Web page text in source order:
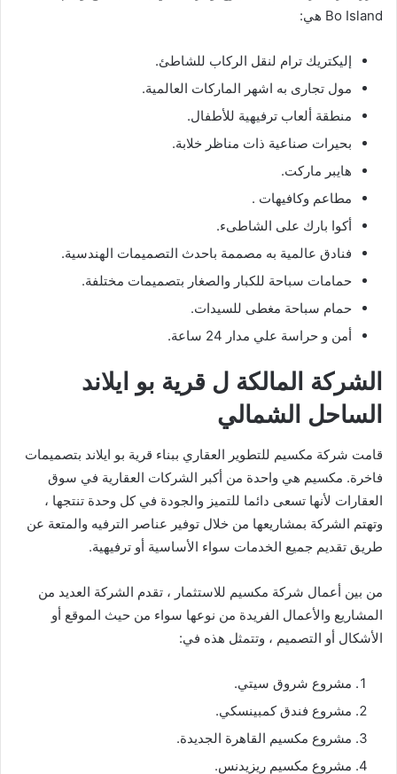
Bo Island هي:
إليكتريك ترام لنقل الركاب للشاطئ.
مول تجارى به اشهر الماركات العالمية.
منطقة ألعاب ترفيهية للأطفال.
بحيرات صناعية ذات مناظر خلابة.
هايبر ماركت.
مطاعم وكافيهات .
أكوا بارك على الشاطىء.
فنادق عالمية به مصممة باحدث التصميمات الهندسية.
حمامات سباحة للكبار والصغار بتصميمات مختلفة.
حمام سباحة مغطى للسيدات.
أمن و حراسة علي مدار 24 ساعة.
الشركة المالكة ل قرية بو ايلاند
الساحل الشمالي
قامت شركة مكسيم للتطوير العقاري ببناء قرية بو ايلاند بتصميمات
فاخرة. مكسيم هي واحدة من أكبر الشركات العقارية في سوق
العقارات لأنها تسعى دائما للتميز والجودة في كل وحدة تنتجها ،
وتهتم الشركة بمشاريعها من خلال توفير عناصر الترفيه والمتعة عن
طريق تقديم جميع الخدمات سواء الأساسية أو ترفيهية.
من بين أعمال شركة مكسيم للاستثمار ، تقدم الشركة العديد من
المشاريع والأعمال الفريدة من نوعها سواء من حيث الموقع أو
الأشكال أو التصميم ، وتتمثل هذه في:
مشروع شروق سيتي.
مشروع فندق كمبينسكي.
مشروع مكسيم القاهرة الجديدة.
مشروع مكسيم ريزيدنس.